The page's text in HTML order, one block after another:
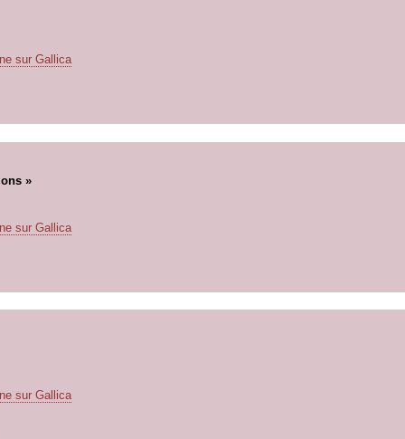
sur Gallica
»
sur Gallica
sur Gallica